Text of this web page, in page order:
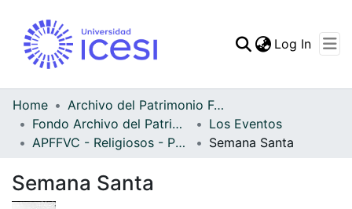
Statistics
Log In
Home
Archivo del Patrimonio Fotográfico y Fílmico del Valle del Cauca
Fondo Archivo del Patrimonio Fotográfico y Fílmico del Valle del Cauca
Los Eventos
APFFVC - Religiosos - Patrimonial
Semana Santa
Semana Santa